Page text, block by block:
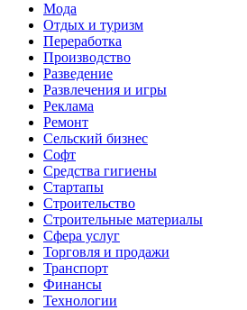
Мода
Отдых и туризм
Переработка
Производство
Разведение
Развлечения и игры
Реклама
Ремонт
Сельский бизнес
Софт
Средства гигиены
Стартапы
Строительство
Строительные материалы
Сфера услуг
Торговля и продажи
Транспорт
Финансы
Технологии